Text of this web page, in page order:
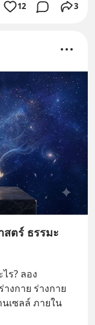
12 3
สตร์ ธรรมะ
ร? ลอง
งกาย ร่างกาย
เซลล์ ภายใน